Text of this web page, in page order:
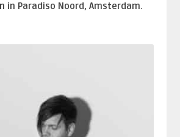
in Paradiso Noord, Amsterdam.